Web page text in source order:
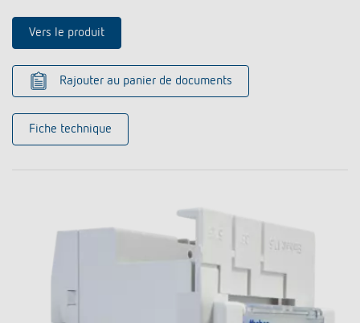
Vers le produit
Rajouter au panier de documents
Fiche technique